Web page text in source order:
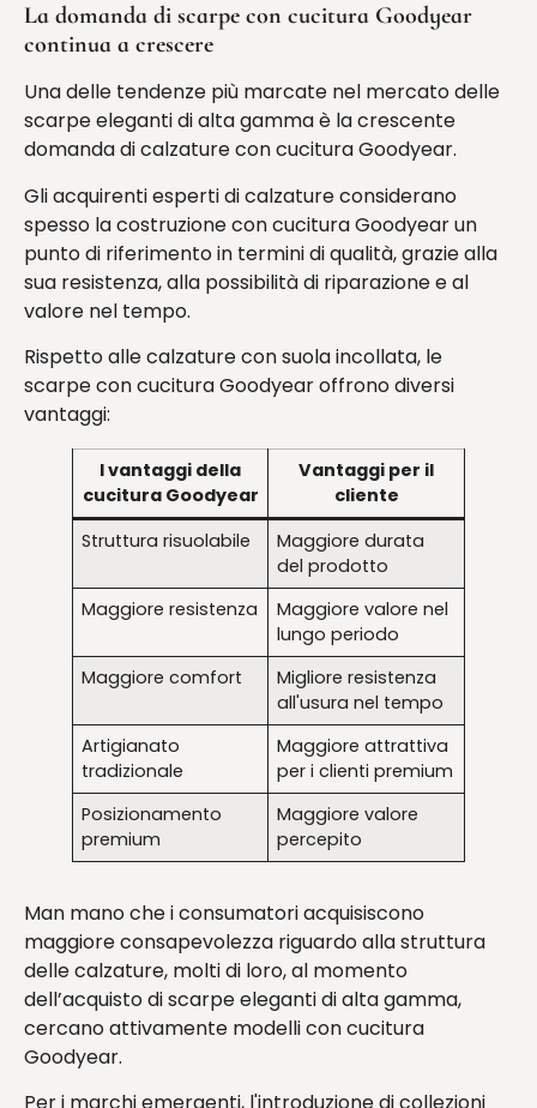
La domanda di scarpe con cucitura Goodyear
continua a crescere
Una delle tendenze più marcate nel mercato delle
scarpe eleganti di alta gamma è la crescente
domanda di calzature con cucitura Goodyear.
Gli acquirenti esperti di calzature considerano
spesso la costruzione con cucitura Goodyear un
punto di riferimento in termini di qualità, grazie alla
sua resistenza, alla possibilità di riparazione e al
valore nel tempo.
Rispetto alle calzature con suola incollata, le
scarpe con cucitura Goodyear offrono diversi
vantaggi:
I vantaggi della
cucitura Goodyear
Vantaggi per il
cliente
Struttura risuolabile
Maggiore durata
del prodotto
Maggiore resistenza
Maggiore valore nel
lungo periodo
Maggiore comfort
Migliore resistenza
all'usura nel tempo
Artigianato
tradizionale
Maggiore attrattiva
per i clienti premium
Posizionamento
premium
Maggiore valore
percepito
Man mano che i consumatori acquisiscono
maggiore consapevolezza riguardo alla struttura
delle calzature, molti di loro, al momento
dell’acquisto di scarpe eleganti di alta gamma,
cercano attivamente modelli con cucitura
Goodyear.